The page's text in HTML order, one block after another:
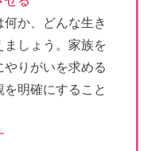
何か、どんな生き
しょう。家族を
りがいを求める
明確にすること